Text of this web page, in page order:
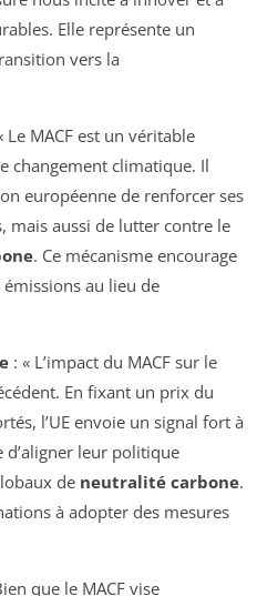
Elle représente un
vers la
Le MACF est un véritable
changement climatique. Il
européenne de renforcer ses
mais aussi de lutter contre le
. Ce mécanisme encourage
au lieu de
: « L’impact du MACF sur le
En fixant un prix du
l’UE envoie un signal fort à
d’aligner leur politique
de neutralité carbone.
à adopter des mesures
que le MACF vise